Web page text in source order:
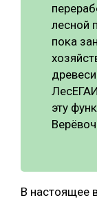
лесной
пока
эту
В настоящее